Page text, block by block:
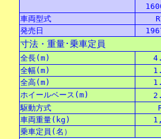
車両型式
発売日
寸法・ 重量･乗車定員
全長(m)
全幅(m)
全高(m)
ホイールベース(m)
駆動方式
車両重量(kg)
乗車定員 ( 名 ）